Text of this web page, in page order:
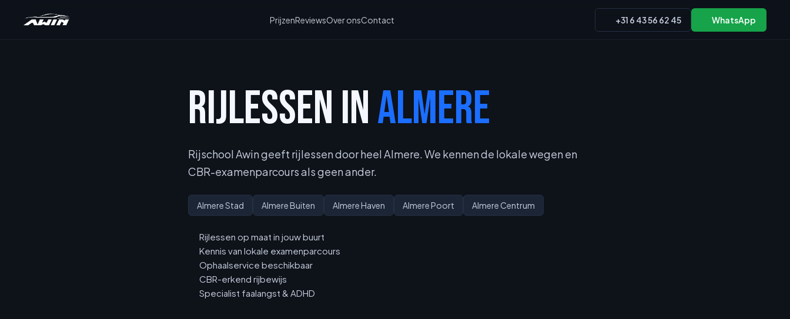
PrijzenReviewsOver onsContact +31 6 43 56 62 45 WhatsApp
RIJLESSEN INALMERE
Rijschool Awin geeft rijlessen door heel Almere. We kennen de lokale wegen en
CBR-examenparcours als geen ander.
Almere Stad Almere Buiten Almere Haven Almere Poort Almere Centrum
Rijlessen op maat in jouw buurt
Kennis van lokale examenparcours
Ophaalservice beschikbaar
CBR-erkend rijbewijs
Specialist faalangst & ADHD